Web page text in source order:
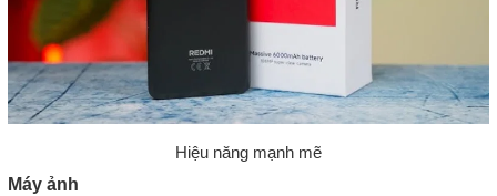
Hiệu năng mạnh mẽ
Máy ảnh